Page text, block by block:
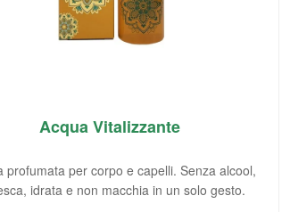
Acqua Vitalizzante
profumata per corpo e capelli. Senza alcool,
idrata e non macchia in un solo gesto.